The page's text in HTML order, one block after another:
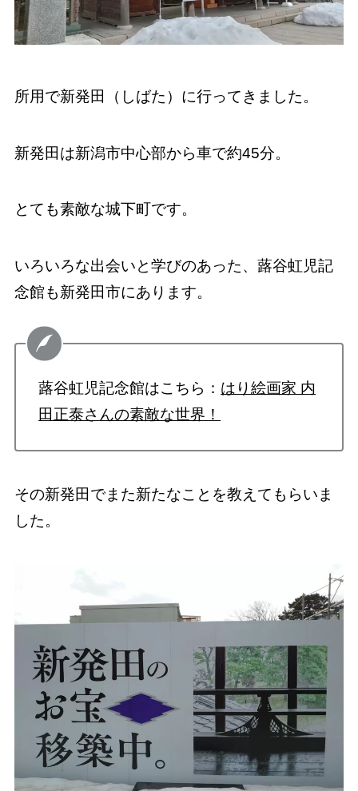
所用で新発田（しばた）に行ってきました。
新発田は新潟市中心部から車で約45分。
とても素敵な城下町です。
いろいろな出会いと学びのあった、蕗谷虹児記
念館も新発田市にあります。
蕗谷虹児記念館はこちら： はり絵画家 内
田正泰さんの素敵な世界！
その新発田でまた新たなことを教えてもらいま
した。